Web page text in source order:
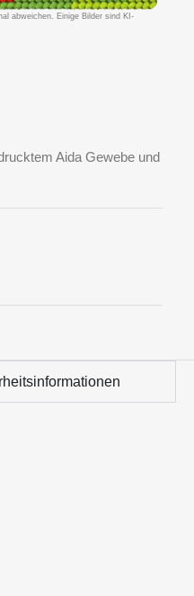
abweichen. Einige Bilder sind KI-
Aida Gewebe und